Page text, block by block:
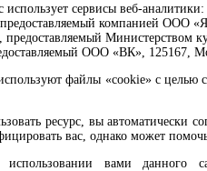
использует сервисы веб-аналитики:
компанией ООО
предоставляемый Министерством
ООО «ВК», 125167,
файлы «cookie» с целью
ресурс, вы автоматически
вас, однако может
вами данного